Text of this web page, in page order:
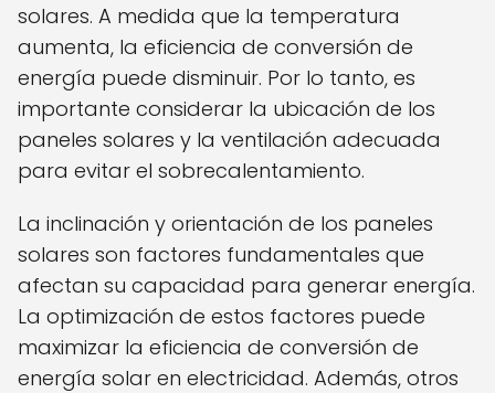
solares. A medida que la temperatura
aumenta, la eficiencia de conversión de
energía puede disminuir. Por lo tanto, es
importante considerar la ubicación de los
paneles solares y la ventilación adecuada
para evitar el sobrecalentamiento.
La inclinación y orientación de los paneles
solares son factores fundamentales que
afectan su capacidad para generar energía.
La optimización de estos factores puede
maximizar la eficiencia de conversión de
energía solar en electricidad. Además, otros